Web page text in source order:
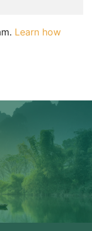
Learn how